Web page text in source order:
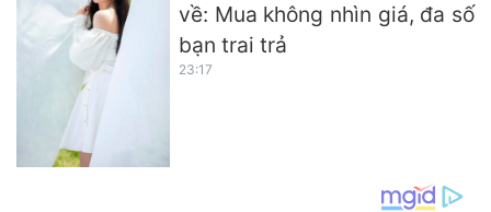
về: Mua không nhìn giá, đa số
bạn trai trả
23:17